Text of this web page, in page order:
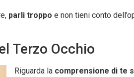
parli troppo e non tieni conto
Terzo Occhio
Riguarda la comprensione di te